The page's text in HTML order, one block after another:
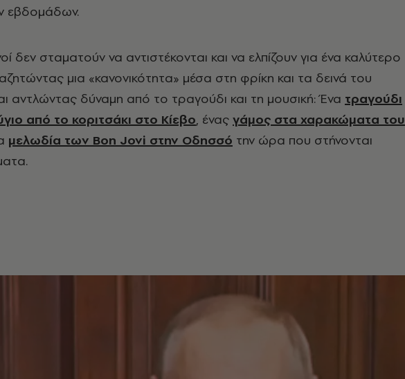
εβδομάδων.
δεν σταματούν να αντιστέκονται και να ελπίζουν για ένα καλύτερο
μια «κανονικότητα» μέσα στη φρίκη και τα δεινά του
αντλώντας δύναμη από το τραγούδι και τη μουσική: Ένα τραγούδι
από το κοριτσάκι στο Κίεβο, ένας γάμος στα χαρακώματα του
μελωδία των Bon Jovi στην Οδησσό την ώρα που στήνονται